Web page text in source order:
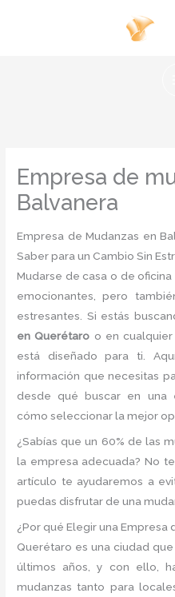
Empresa de
Balvanera
Empresa de Mudanzas en
Saber para un Cambio Sin
Mudarse de casa o de
emocionantes, pero
estresantes. Si estás
en Querétaro o en
está diseñado para ti.
información que necesitas
desde qué buscar en una
cómo seleccionar la mejor
¿Sabías que un 60% de las
la empresa adecuada? No
artículo te ayudaremos a
puedas disfrutar de una
¿Por qué Elegir una Empresa
Querétaro es una ciudad
últimos años, y con ello,
mudanzas tanto para